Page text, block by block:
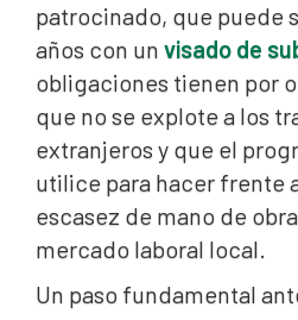
patrocinado, que puede
años con un visado de
obligaciones tienen por
que no se explote a los
extranjeros y que el
utilice para hacer frente
escasez de mano de
mercado laboral local.
Un paso fundamental